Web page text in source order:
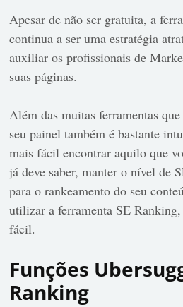
Apesar de não ser gratuita, a
continua a ser uma estratégia
auxiliar os profissionais de
suas páginas.
Além das muitas ferramentas
seu painel também é bastante
mais fácil encontrar aquilo que
já deve saber, manter o nível de
para o rankeamento do seu
utilizar a ferramenta SE
fácil.
Funções
Ranking